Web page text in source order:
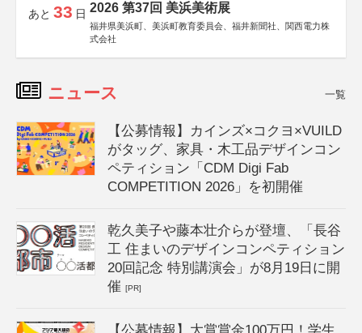
あと 33 日 2026 第37回 美浜美術展
福井県美浜町、美浜町教育委員会、福井新聞社、関西電力株
式会社
ニュース 一覧
【公募情報】カインズ×コクヨ×VUILD
がタッグ、家具・木工品デザインコン
ペティション「CDM Digi Fab
COMPETITION 2026」を初開催
乾久美子や藤本壮介らが登壇、「長谷
工 住まいのデザインコンペティション
20回記念 特別講演会」が8月19日に開
催[PR]